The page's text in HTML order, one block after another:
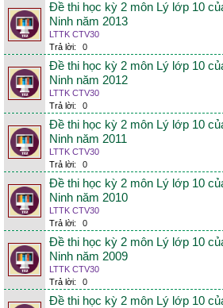
Đề thi học kỳ 2 môn Lý lớp 10
Ninh năm 2013
LTTK CTV30
Trả lời:
0
Đề thi học kỳ 2 môn Lý lớp 10
Ninh năm 2012
LTTK CTV30
Trả lời:
0
Đề thi học kỳ 2 môn Lý lớp 10
Ninh năm 2011
LTTK CTV30
Trả lời:
0
Đề thi học kỳ 2 môn Lý lớp 10
Ninh năm 2010
LTTK CTV30
Trả lời:
0
Đề thi học kỳ 2 môn Lý lớp 10
Ninh năm 2009
LTTK CTV30
Trả lời:
0
Đề thi học kỳ 2 môn Lý lớp 10